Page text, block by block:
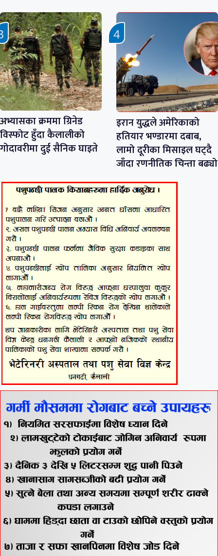
अभ्यासका क्रममा ग्रिनेड
विस्फोट हुँदा कैलालीको
गोदावरीमा दुई सैनिक घाइते
इरान युद्धले अमेरिकाको
हतियार भण्डारमा दबाब,
लामो दूरीका मिसाइल घट्दै
जाँदा रणनीतिक चिन्ता बढ्यो